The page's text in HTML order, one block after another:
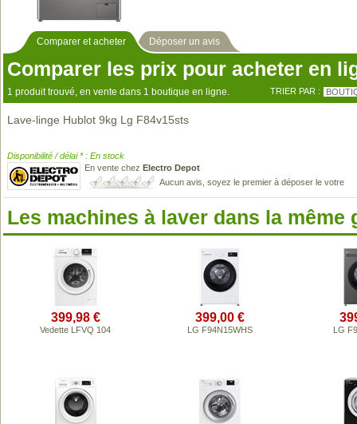
Comparer et acheter Déposer un avis
Comparer les prix pour acheter en
1 produit trouvé, en vente dans 1 boutique en ligne. TRIER PAR :
Lave-linge Hublot 9kg Lg F84v15sts
Disponibilité / délai * : En stock
En vente chez Electro Depot
Aucun avis, soyez le premier à déposer le votre
Les machines à laver dans la même
399,98 €
Vedette LFVQ 104
399,00 €
LG F94N15WHS LG